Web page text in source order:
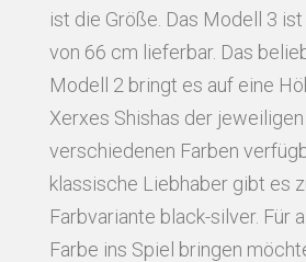
ist die Größe. Das Modell 3
von 66 cm lieferbar. Das
Modell 2 bringt es auf eine
Xerxes Shishas der
verschiedenen Farben
klassische Liebhaber gibt es
Farbvariante black-silver. Für
Farbe ins Spiel bringen